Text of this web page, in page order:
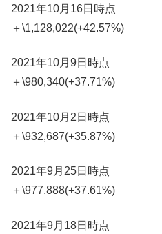
2021年10月16日時点
＋\1,128,022(+42.57%)
2021年10月9日時点
＋\980,340(+37.71%)
2021年10月2日時点
＋\932,687(+35.87%)
2021年9月25日時点
＋\977,888(+37.61%)
2021年9月18日時点